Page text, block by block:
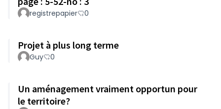
registrepapier 0
Projet à plus long terme
Guy 0
Un aménagement vraiment opportun pour
le territoire?